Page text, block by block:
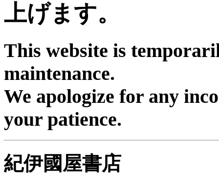
上げます。
This website is
maintenance.
We apologize for any
your patience.
紀伊國屋書店